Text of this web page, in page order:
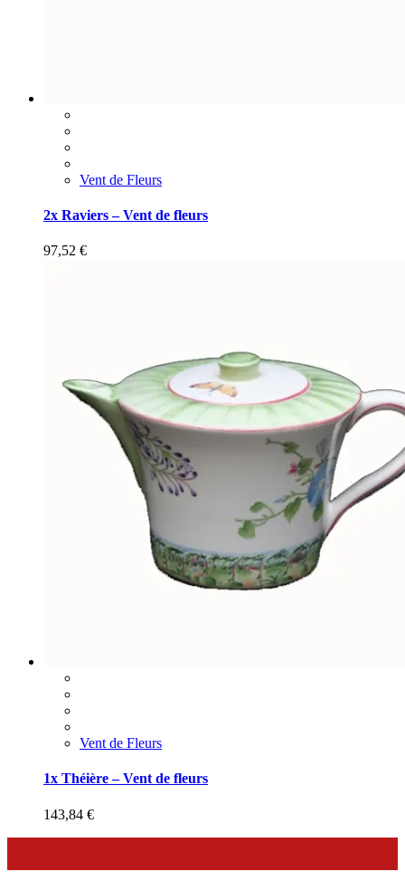
Vent de Fleurs
2x Raviers – Vent de fleurs
97,52 €
Vent de Fleurs
1x Théière – Vent de fleurs
143,84 €